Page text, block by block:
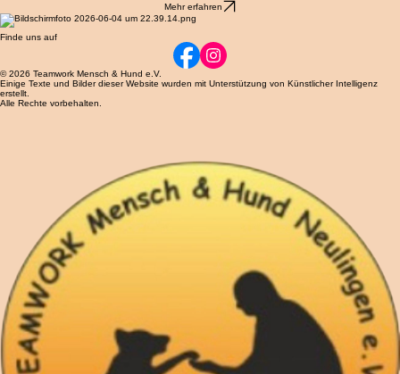
Mehr erfahren
Sonntagswalk & Alltagstauglichkeit
Gemeinsam unterwegs – entspannt, alltagsnah und mit Freude am Lernen.
Mehr erfahren
Finde uns auf
© 2026 Teamwork Mensch & Hund e.V.